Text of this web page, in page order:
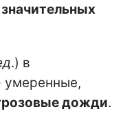
.) в
умеренные,
дожди.